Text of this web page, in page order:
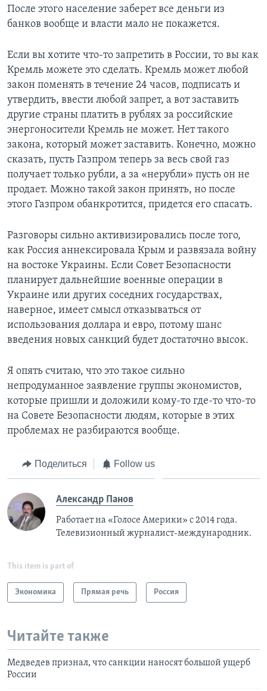
После этого население заберет все деньги из
банков вообще и власти мало не покажется.
Если вы хотите что-то запретить в России, то вы как
Кремль можете это сделать. Кремль может любой
закон поменять в течение 24 часов, подписать и
утвердить, ввести любой запрет, а вот заставить
другие страны платить в рублях за российские
энергоносители Кремль не может. Нет такого
закона, который может заставить. Конечно, можно
сказать, пусть Газпром теперь за весь свой газ
получает только рубли, а за «нерубли» пусть он не
продает. Можно такой закон принять, но после
этого Газпром обанкротится, придется его спасать.
Разговоры сильно активизировались после того,
как Россия аннексировала Крым и развязала войну
на востоке Украины. Если Совет Безопасности
планирует дальнейшие военные операции в
Украине или других соседних государствах,
наверное, имеет смысл отказываться от
использования доллара и евро, потому шанс
введения новых санкций будет достаточно высок.
Я опять считаю, что это такое сильно
непродуманное заявление группы экономистов,
которые пришли и доложили кому-то где-то что-то
на Совете Безопасности людям, которые в этих
проблемах не разбираются вообще.
Поделиться Follow us
Александр Панов
Работает на «Голосе Америки» с 2014 года.
Телевизионный журналист-международник.
This item is part of
Экономика Прямая речь Россия
Читайте также
Медведев признал, что санкции наносят большой ущерб
России